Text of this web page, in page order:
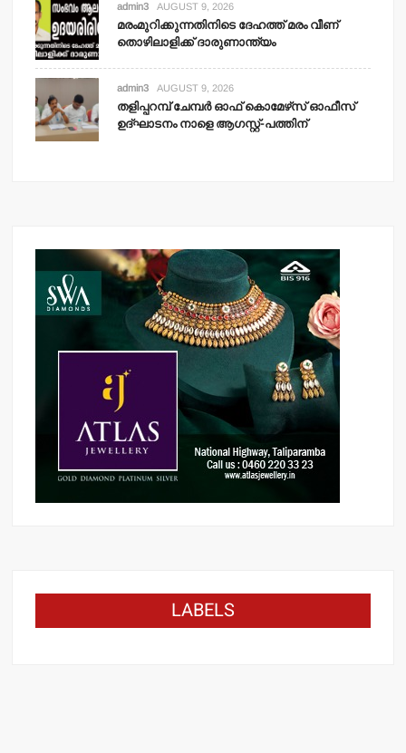
admin3 AUGUST 9, 2026
മരംമുറിക്കുന്നതിനിടെ ദേഹത്ത് മരം വീണ്
തൊഴിലാളിക്ക് ദാരുണാന്ത്യം
admin3 AUGUST 9, 2026
തളിപ്പറമ്പ് ചേമ്പര്‍ ഓഫ് കൊമേഴ്‌സ് ഓഫീസ്
ഉദ്ഘാടനം നാളെ ആഗസ്റ്റ്-പത്തിന്
LABELS